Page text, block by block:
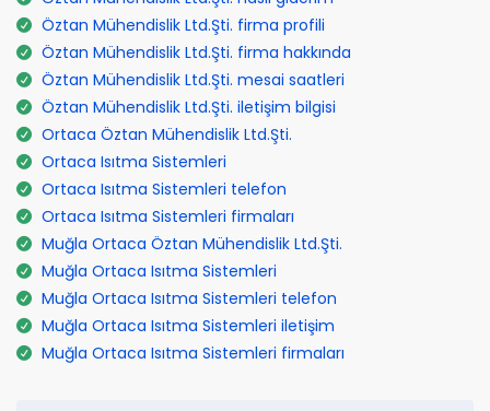
Öztan Mühendislik Ltd.Şti. firma profili
Öztan Mühendislik Ltd.Şti. firma hakkında
Öztan Mühendislik Ltd.Şti. mesai saatleri
Öztan Mühendislik Ltd.Şti. iletişim bilgisi
Ortaca Öztan Mühendislik Ltd.Şti.
Ortaca Isıtma Sistemleri
Ortaca Isıtma Sistemleri telefon
Ortaca Isıtma Sistemleri firmaları
Muğla Ortaca Öztan Mühendislik Ltd.Şti.
Muğla Ortaca Isıtma Sistemleri
Muğla Ortaca Isıtma Sistemleri telefon
Muğla Ortaca Isıtma Sistemleri iletişim
Muğla Ortaca Isıtma Sistemleri firmaları